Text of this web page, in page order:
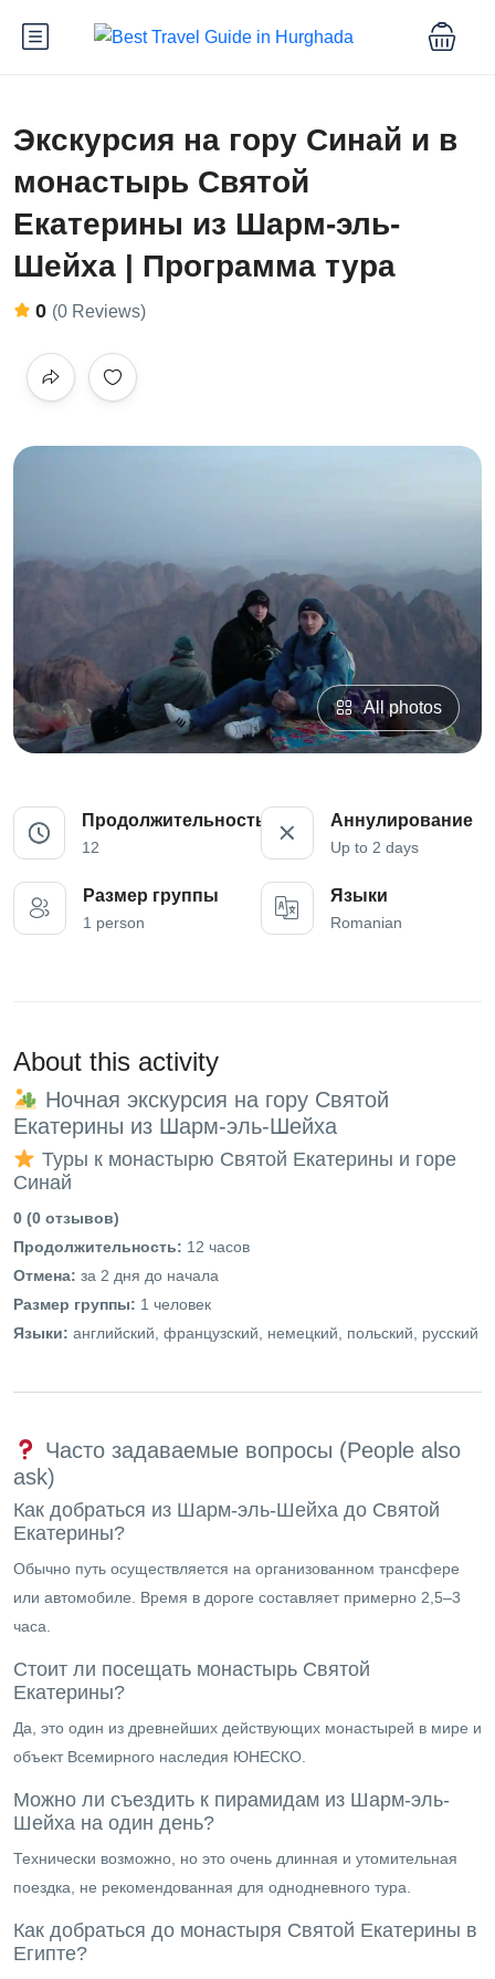
Экскурсия на гору Синай и в
монастырь Святой
Екатерины из Шарм-эль-
Шейха | Программа тура
0 (0 Reviews)
All photos
Продолжительность
12
Аннулирование
Up to 2 days
Размер группы
1 person
Языки
Romanian
About this activity
Ночная экскурсия на гору Святой
Екатерины из Шарм-эль-Шейха
Туры к монастырю Святой Екатерины и горе
Синай
0 (0 отзывов)
Продолжительность: 12 часов
Отмена: за 2 дня до начала
Размер группы: 1 человек
Языки: английский, французский, немецкий, польский, русский
Часто задаваемые вопросы (People also
ask)
Как добраться из Шарм-эль-Шейха до Святой
Екатерины?
Обычно путь осуществляется на организованном трансфере
или автомобиле. Время в дороге составляет примерно 2,5–3
часа.
Стоит ли посещать монастырь Святой
Екатерины?
Да, это один из древнейших действующих монастырей в мире и
объект Всемирного наследия ЮНЕСКО.
Можно ли съездить к пирамидам из Шарм-эль-
Шейха на один день?
Технически возможно, но это очень длинная и утомительная
поездка, не рекомендованная для однодневного тура.
Как добраться до монастыря Святой Екатерины в
Египте?